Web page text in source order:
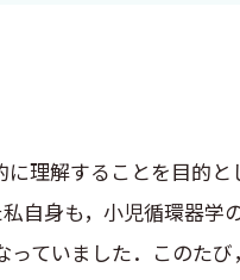
理解することを目的と
自身も，小児循環器学
っていました．このたび